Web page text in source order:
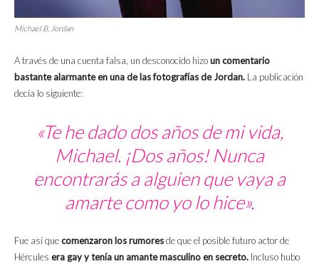
Michael B. Jordan
A través de una cuenta falsa, un desconocido hizoun comentario
bastante alarmante en una de las fotografías de Jordan. La publicación
decía lo siguiente:
«Te he dado dos años de mi vida,
Michael. ¡Dos años! Nunca
encontrarás a alguien que vaya a
amarte como yo lo hice».
Fue así quecomenzaron los rumoresde que el posible futuro actor de
Hércules era gay y tenía un amante masculino en secreto. Incluso hubo